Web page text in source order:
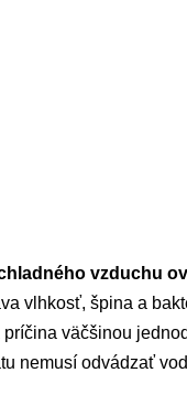
vzduchu
vlhkosť, špina a
väčšinou
nemusí odvádzať